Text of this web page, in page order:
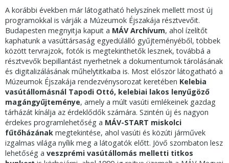
A korábbi években már látogatható helyszínek mellett most új
programokkal is várják a Múzeumok Éjszakája résztvevőit.
Budapesten megnyitja kapuit a MÁV Archívum, ahol ízelítőt
kaphatunk a vasúttársaság egyedülálló gyűjteményéből, többek
között tervrajzok, fotók is megtekinthetők lesznek, továbbá a
résztvevők bepillantást nyerhetnek a dokumentumok tárolásának
és digitalizálásának műhelytitkaiba is. Most először látogatható a
Múzeumok Éjszakája rendezvénysorozat keretében Kelebia
vasútállomásnál Tapodi Ottó, kelebiai lakos lenyűgöző
magángyűjteménye, amely a múlt vasúti emlékeinek gazdag
tárházát kínálja az érdeklődők számára. Szintén új és nagyon
érdekes programlehetőség a MÁV-START miskolci
fűtőházának megtekintése, ahol vasúti és közúti járművek
izgalmas világa nyílik meg a látogatók előtt. Jövő szombaton lesz
lehetőség a veszprémi vasútállomás melletti titkos